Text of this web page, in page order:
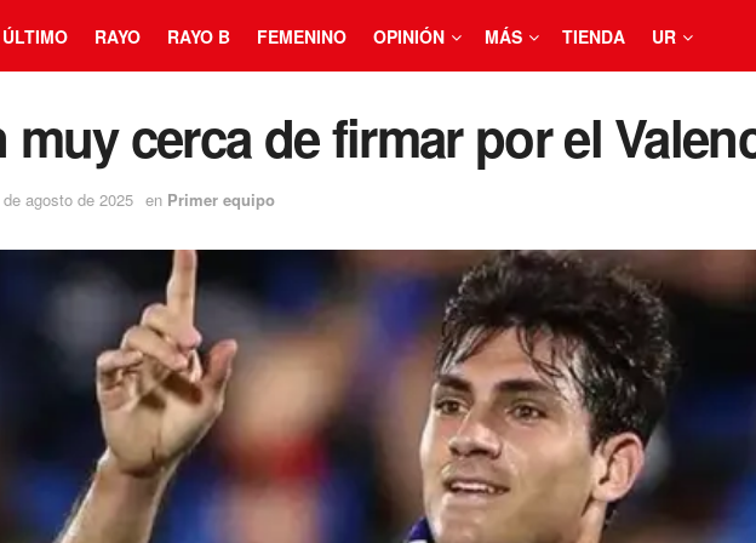
RAYO RAYO B FEMENINO OPINIÓN MÁS TIENDA UR
muy cerca de firmar por el
de agosto de 2025 en Primer equipo